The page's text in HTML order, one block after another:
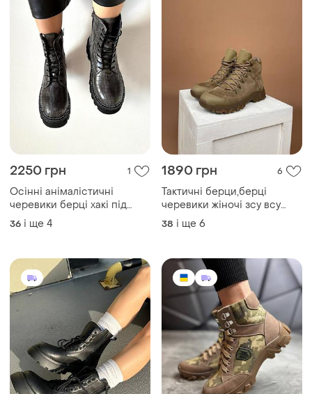
2250 грн 1
Осінні анімалістичні
черевики берці хакі під
змію демісезон весна
осінь хаки оливковые
осенние змеиная кожа
крокодил змея
36 і ще 4
1890 грн 6
Тактичні берци,берці
черевики жіночі зсу всу
воєнні, армійські, військові
чоловічі демі,демісезонні
38 і ще 6